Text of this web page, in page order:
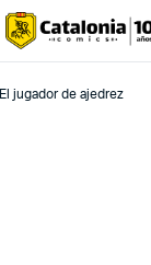
El jugador de ajedrez